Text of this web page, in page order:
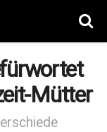
Mütter